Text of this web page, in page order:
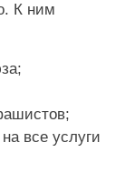
К ним
все услуги